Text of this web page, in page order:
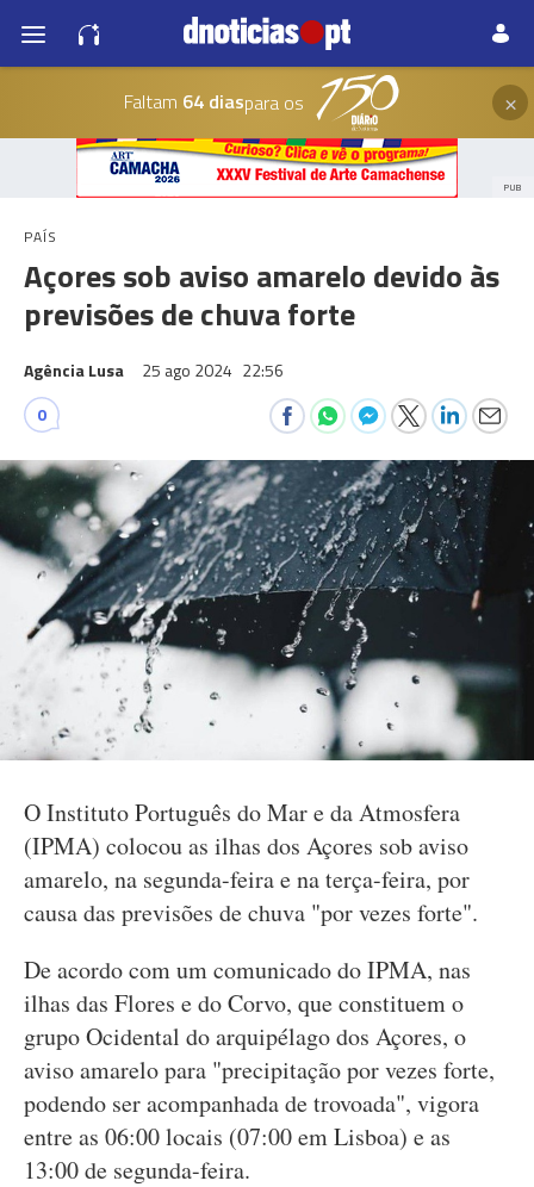
Faltam 64 diaspara os ×
PUB
PAÍS
Açores sob aviso amarelo devido às
previsões de chuva forte
Agência Lusa 25 ago 2024 22:56
0
O Instituto Português do Mar e da Atmosfera
(IPMA) colocou as ilhas dos Açores sob aviso
amarelo, na segunda-feira e na terça-feira, por
causa das previsões de chuva "por vezes forte".
De acordo com um comunicado do IPMA, nas
ilhas das Flores e do Corvo, que constituem o
grupo Ocidental do arquipélago dos Açores, o
aviso amarelo para "precipitação por vezes forte,
podendo ser acompanhada de trovoada", vigora
entre as 06:00 locais (07:00 em Lisboa) e as
13:00 de segunda-feira.